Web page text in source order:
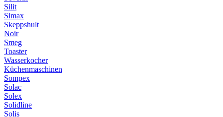
Silit
Simax
Skeppshult
Noir
Smeg
Toaster
Wasserkocher
Küchenmaschinen
Sompex
Solac
Solex
Solidline
Solis